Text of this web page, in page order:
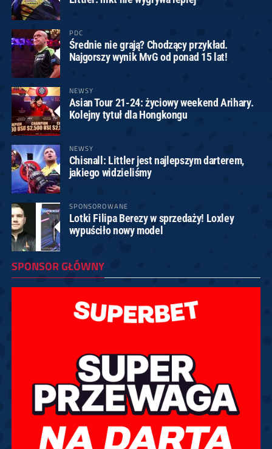
PDC
Średnie nie grają? Chodzący przykład.
Najgorszy wynik MvG od ponad 15 lat!
NEWSY
Asian Tour 21-24: życiowy weekend Arihary.
Kolejny tytuł dla Hongkongu
NEWSY
Chisnall: Littler jest najlepszym darterem,
jakiego widzieliśmy
SPONSOROWANE
Lotki Filipa Berezy w sprzedaży! Loxley
wypuściło nowy model
SPONSOR GŁÓWNY